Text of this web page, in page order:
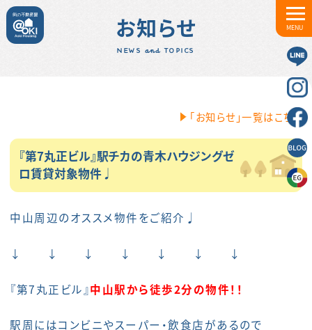
MENU
お知らせ
NEWS and TOPICS
「お知らせ」一覧はこちら
『第7丸正ビル』駅チカの青木ハウジングゼ
ロ賃貸対象物件♩
中山周辺のオススメ物件をご紹介♩
↓ ↓ ↓ ↓ ↓ ↓ ↓
『第7丸正ビル』中山駅から徒歩2分の物件！！
駅周にはコンビニやスーパー・飲食店があるので